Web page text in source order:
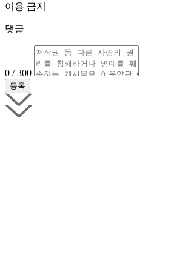
이용 금지
댓글
0 / 300